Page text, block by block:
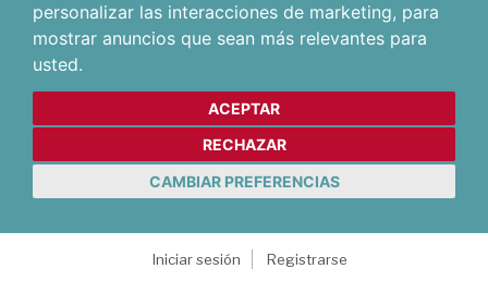
personalizar las interacciones de marketing, para
mostrar anuncios que sean más relevantes para
usted.
ACEPTAR
RECHAZAR
CAMBIAR PREFERENCIAS
Iniciar sesión
Registrarse